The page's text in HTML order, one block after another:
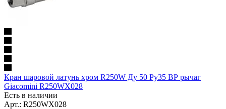
Кран шаровой латунь хром R250W Ду 50 Ру35 ВР рычаг
Giacomini R250WX028
Есть в наличии
Арт.: R250WX028